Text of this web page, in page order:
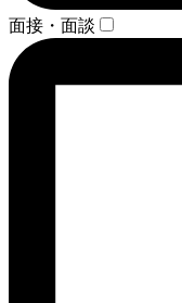
面接・面談